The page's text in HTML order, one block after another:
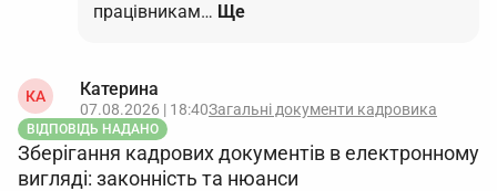
працівникам… Ще
КА Катерина
07.08.2026 | 18:40Загальні документи кадровика
ВІДПОВІДЬ НАДАНО
Зберігання кадрових документів в електронному
вигляді: законність та нюанси